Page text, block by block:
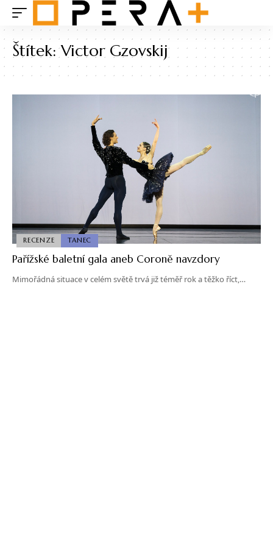
Štítek:Victor Gzovskij
RECENZE TANEC
Pařížské baletní gala aneb Coroně navzdory
Mimořádná situace v celém světě trvá již téměř rok a těžko říct,…